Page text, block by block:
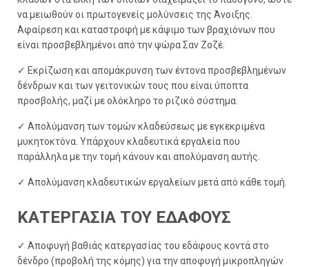
να μειωθούν οι πρωτογενείς μολύνσεις της Άνοιξης.
Αφαίρεση και καταστροφή με κάψιμο των βραχιόνων που
είναι προσβεβλημένοι από την ψώρα Σαν Ζοζέ.
✓ Εκρίζωση και απομάκρυνση των έντονα προσβεβλημένων
δένδρων και των γειτονικών τους που είναι ύποπτα
προσβολής, μαζί με ολόκληρο το ριζικό σύστημα.
✓ Απολύμανση των τομών κλαδεύσεως με εγκεκριμένα
μυκητοκτόνα. Υπάρχουν κλαδευτικά εργαλεία που
παράλληλα με την τομή κάνουν και απολύμανση αυτής.
✓ Απολύμανση κλαδευτικών εργαλείων μετά από κάθε τομή.
ΚΑΤΕΡΓΑΣΙΑ ΤΟΥ ΕΔΑΦΟΥΣ
✓ Αποφυγή βαθιάς κατεργασίας του εδάφους κοντά στο
δένδρο (προβολή της κόμης) για την αποφυγή μικροπληγών